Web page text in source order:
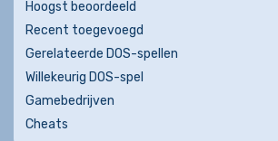
Hoogst beoordeeld
Recent toegevoegd
Gerelateerde DOS-spellen
Willekeurig DOS-spel
Gamebedrijven
Cheats